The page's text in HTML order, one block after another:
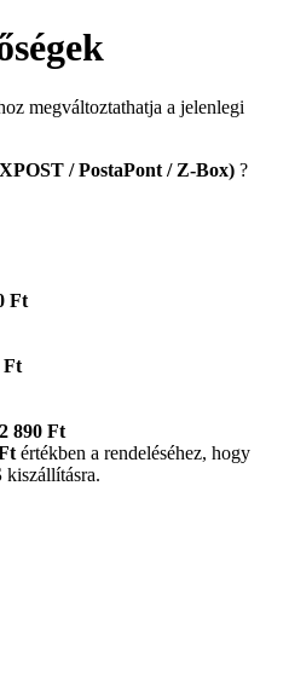
megváltoztathatja a jelenlegi
/ PostaPont / Z-Box) ?
Ft
Ft
2 890 Ft
értékben a rendeléséhez, hogy
kiszállításra.